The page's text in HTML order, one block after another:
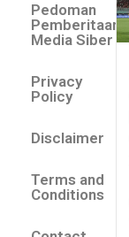
Pedoman
Pemberitaan
Media Siber
Privacy
Policy
Disclaimer
Terms and
Conditions